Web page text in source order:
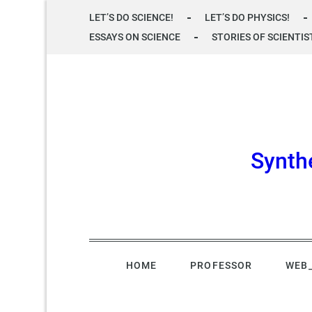
LET’S DO SCIENCE!
LET’S DO PHYSICS!
ESSAYS ON SCIENCE
STORIES OF
HOME PROFESSOR